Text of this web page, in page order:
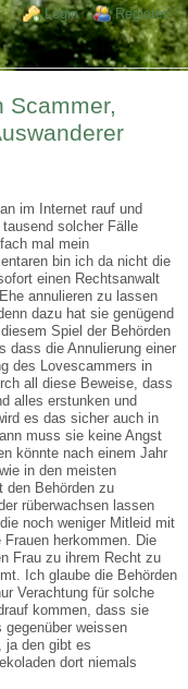
Login links
Login Register
Scammer,
im Internet rauf und
solcher Fälle
mal mein
bin ich da nicht die
einen Rechtsanwalt
annulieren zu lassen
dazu hat sie genügend
Spiel der Behörden
dass die Annulierung einer
des Lovescammers in
all diese Beweise, dass
alles erstunken und
es das sicher auch in
muss sie keine Angst
könnte nach einem Jahr
in den meisten
den Behörden zu
rüberwachsen lassen
noch weniger Mitleid mit
herkommen. Die
Frau zu ihrem Recht zu
Ich glaube die Behörden
Verachtung für solche
kommen, dass sie
weissen
ja den gibt es
dort niemals